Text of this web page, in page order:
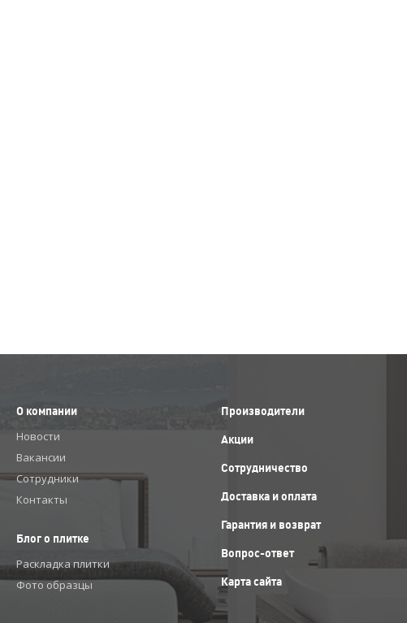
О компании
Новости
Вакансии
Сотрудники
Контакты
Блог о плитке
Раскладка плитки
Фото образцы
Производители
Акции
Сотрудничество
Доставка и оплата
Гарантия и возврат
Вопрос-ответ
Карта сайта